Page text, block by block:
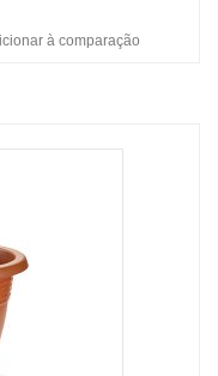
à comparação